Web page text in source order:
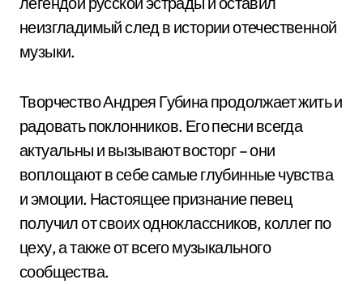
неизгладимый след в истории отечественной
музыки.
Творчество Андрея Губина продолжает жить и
радовать поклонников. Его песни всегда
актуальны и вызывают восторг – они
воплощают в себе самые глубинные чувства
и эмоции. Настоящее признание певец
получил от своих одноклассников, коллег по
цеху, а также от всего музыкального
сообщества.